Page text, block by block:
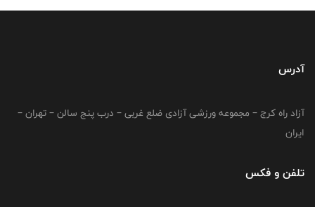
آدرس
آزاد راه کرج – مجموعه ورزشی آزادی ضلع غربی – درب پنج سالن – تهران –
ایران
تلفن و فکس